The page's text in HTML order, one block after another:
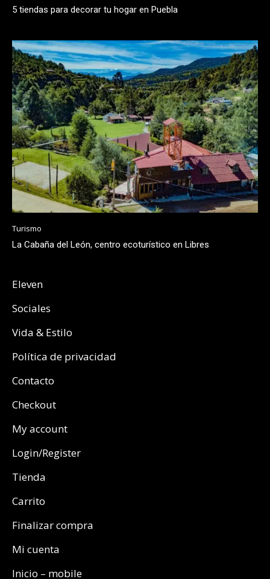
5 tiendas para decorar tu hogar en Puebla
Turismo
La Cabaña del León, centro ecoturístico en Libres
Eleven
Sociales
Vida & Estilo
Política de privacidad
Contacto
Checkout
My account
Login/Register
Tienda
Carrito
Finalizar compra
Mi cuenta
Inicio – mobile